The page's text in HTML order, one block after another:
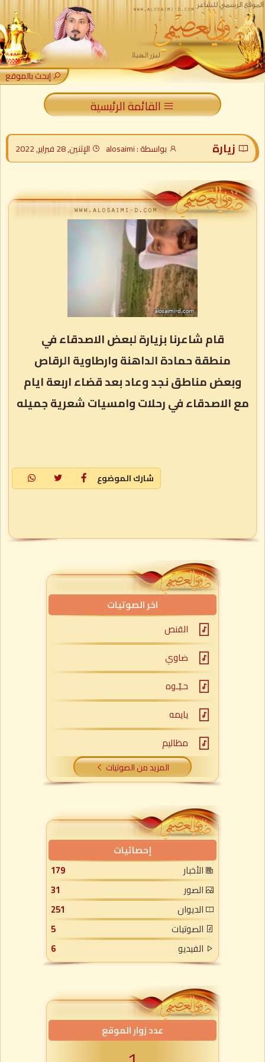
إبحث بالموقع
القائمة الرئيسية
زيارة بواسطة : alosaimi الإثنين, 28 فبراير, 2022
قام شاعرنا بزيارة لبعض الاصدقاء في
منطقة حمادة الداهنة وارطاوية الرقاص
وبعض مناطق نجد وعاد بعد قضاء اربعة ايام
مع الاصدقاء في رحلات وامسيات شعرية جميله
شارك الموضوع
اخر الصوتيات
القنص
ضاوي
حـيّـوه
يايمه
مظاليم
المزيد من الصوتيات
إحصائيات
الأخبار
179
الصور
31
الديوان
251
الصوتيات
5
الفيديو
6
عدد زوار الموقع